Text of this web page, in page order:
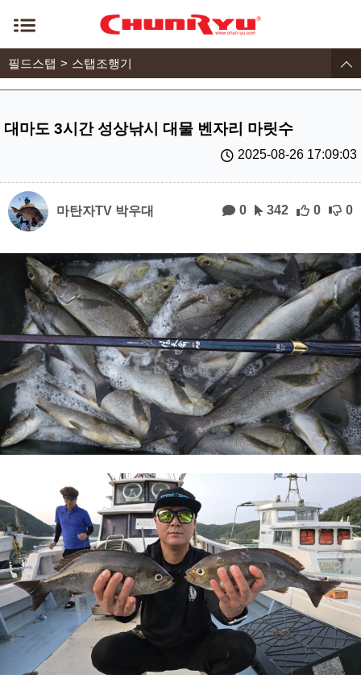
필드스탭 스탭조행기
대마도 3시간 성상낚시 대물 벤자리 마릿수
2025-08-26 17:09:03
마탄자TV 박우대 0 342 0 0